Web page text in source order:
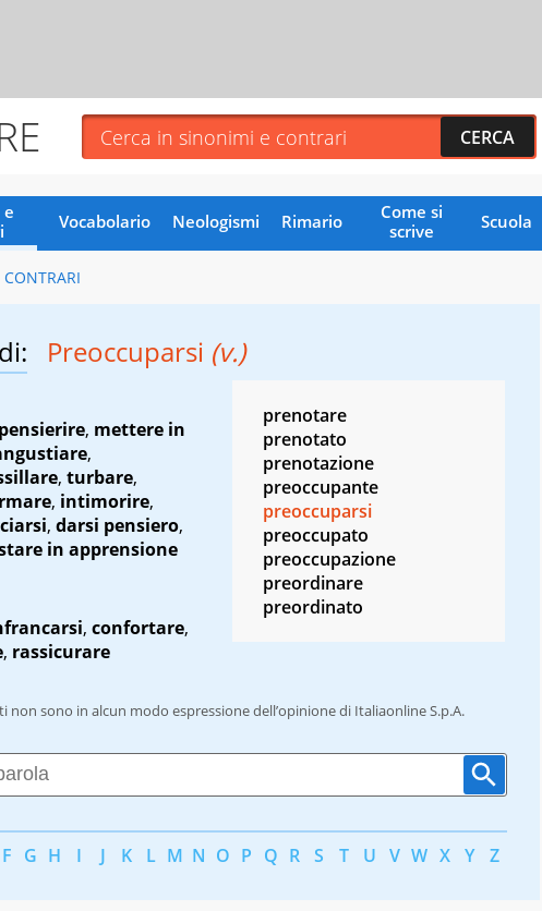
Vocabolario Neologismi Rimario
Come si
scrive
Scuola
Preoccuparsi (v.)
, mettere in
,
, turbare,
, intimorire,
, darsi pensiero,
in apprensione
, confortare,
, rassicurare
prenotare
prenotato
prenotazione
preoccupante
preoccuparsi
preoccupato
preoccupazione
preordinare
preordinato
non sono in alcun modo espressione dell’opinione di Italiaonline S.p.A.
F G H I J K L M N O P Q R S T U V W X Y Z